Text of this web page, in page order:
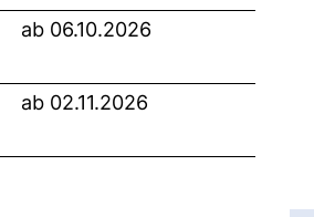
ab 06.10.2026
ab 02.11.2026